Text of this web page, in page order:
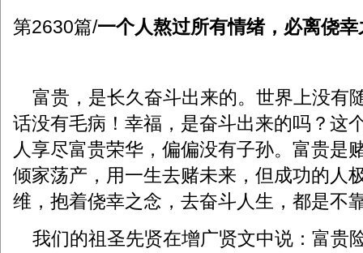
第2630篇/一个人熬过所有情绪，必离侥
富贵，是长久奋斗出来的。世界上没有
话没有毛病！幸福，是奋斗出来的吗？这
人享尽富贵荣华，偏偏没有子孙。富贵是
倾家荡产，用一生去赌未来，但成功的人
维，抱着侥幸之念，去奋斗人生，都是不
我们的祖圣先贤在增广贤文中说：富贵